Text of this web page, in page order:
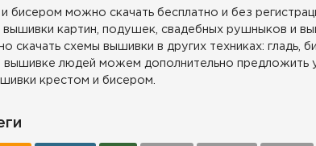
бисером можно скачать бесплатно и без
картин, подушек, свадебных рушныков и
скачать схемы вышивки в других техниках: гладь,
вышивке людей можем дополнительно предложить
крестом и бисером.